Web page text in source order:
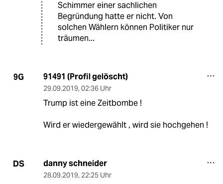
Schimmer einer sachlichen
Begründung hatte er nicht. Von
solchen Wählern können Politiker nur
träumen...
9G 91491 (Profil gelöscht)
29.09.2019, 02:36 Uhr
Trump ist eine Zeitbombe !
Wird er wiedergewählt , wird sie hochgehen !
DS danny schneider
28.09.2019, 22:25 Uhr